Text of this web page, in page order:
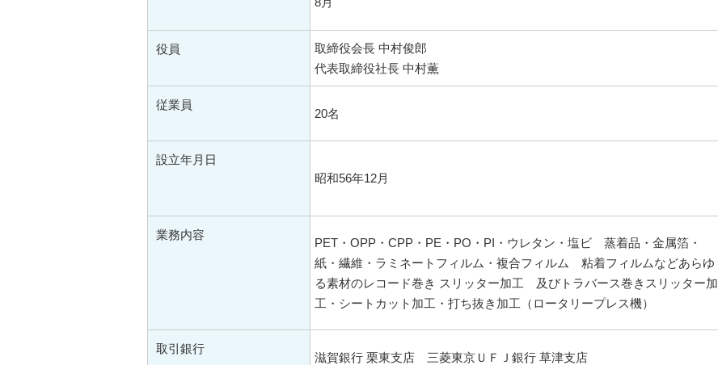
役員
取締役会長 中村俊郎
代表取締役社長 中村薫
従業員
20名
設立年月日
昭和56年12月
業務内容
PET・OPP・CPP・PE・PO・PI・ウレタン・塩ビ 蒸着品・金属箔・
紙・繊維・ラミネートフィルム・複合フィルム 粘着フィルムなどあらゆ
る素材のレコード巻き スリッター加工 及びトラバース巻きスリッター加
工・シートカット加工・打ち抜き加工（ロータリープレス機）
取引銀行
滋賀銀行 栗東支店 三菱東京ＵＦＪ銀行 草津支店